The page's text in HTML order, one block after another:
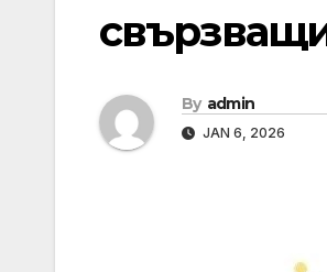
By admin
JAN 6, 2026